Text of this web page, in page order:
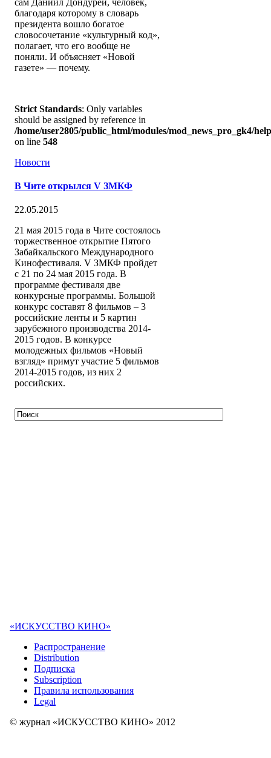
благодаря которому в словарь
президента вошло богатое
словосочетание «культурный код»,
полагает, что его вообще не
поняли. И объясняет «Новой
газете» — почему.
Strict Standards: Only variables
should be assigned by reference in
/home/user2805/public_html/modules/mod_news_pro_gk4/
on line 548
Новости
В Чите открылся V ЗМКФ
22.05.2015
21 мая 2015 года в Чите состоялось
торжественное открытие Пятого
Забайкальского Международного
Кинофестиваля. V ЗМКФ пройдет
с 21 по 24 мая 2015 года. В
программе фестиваля две
конкурсные программы. Большой
конкурс составят 8 фильмов – 3
российские ленты и 5 картин
зарубежного производства 2014-
2015 годов. В конкурсе
молодежных фильмов «Новый
взгляд» примут участие 5 фильмов
2014-2015 годов, из них 2
российских.
«ИСКУССТВО КИНО»
Распространение
Distribution
Подписка
Subscription
Правила использования
Legal
© журнал «ИСКУССТВО КИНО» 2012